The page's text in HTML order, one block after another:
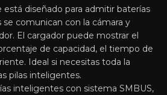
diseñado para admitir baterías
se comunican con la cámara y
El cargador puede mostrar el
de capacidad, el tiempo de
Ideal si necesitas toda la
pilas inteligentes.
inteligentes con sistema SMBUS,